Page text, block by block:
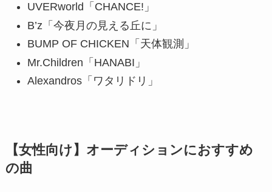
UVERworld「CHANCE!」
B’z「今夜月の見える丘に」
BUMP OF CHICKEN「天体観測」
Mr.Children「HANABI」
Alexandros「ワタリドリ」
【女性向け】オーディションにおすすめ
の曲